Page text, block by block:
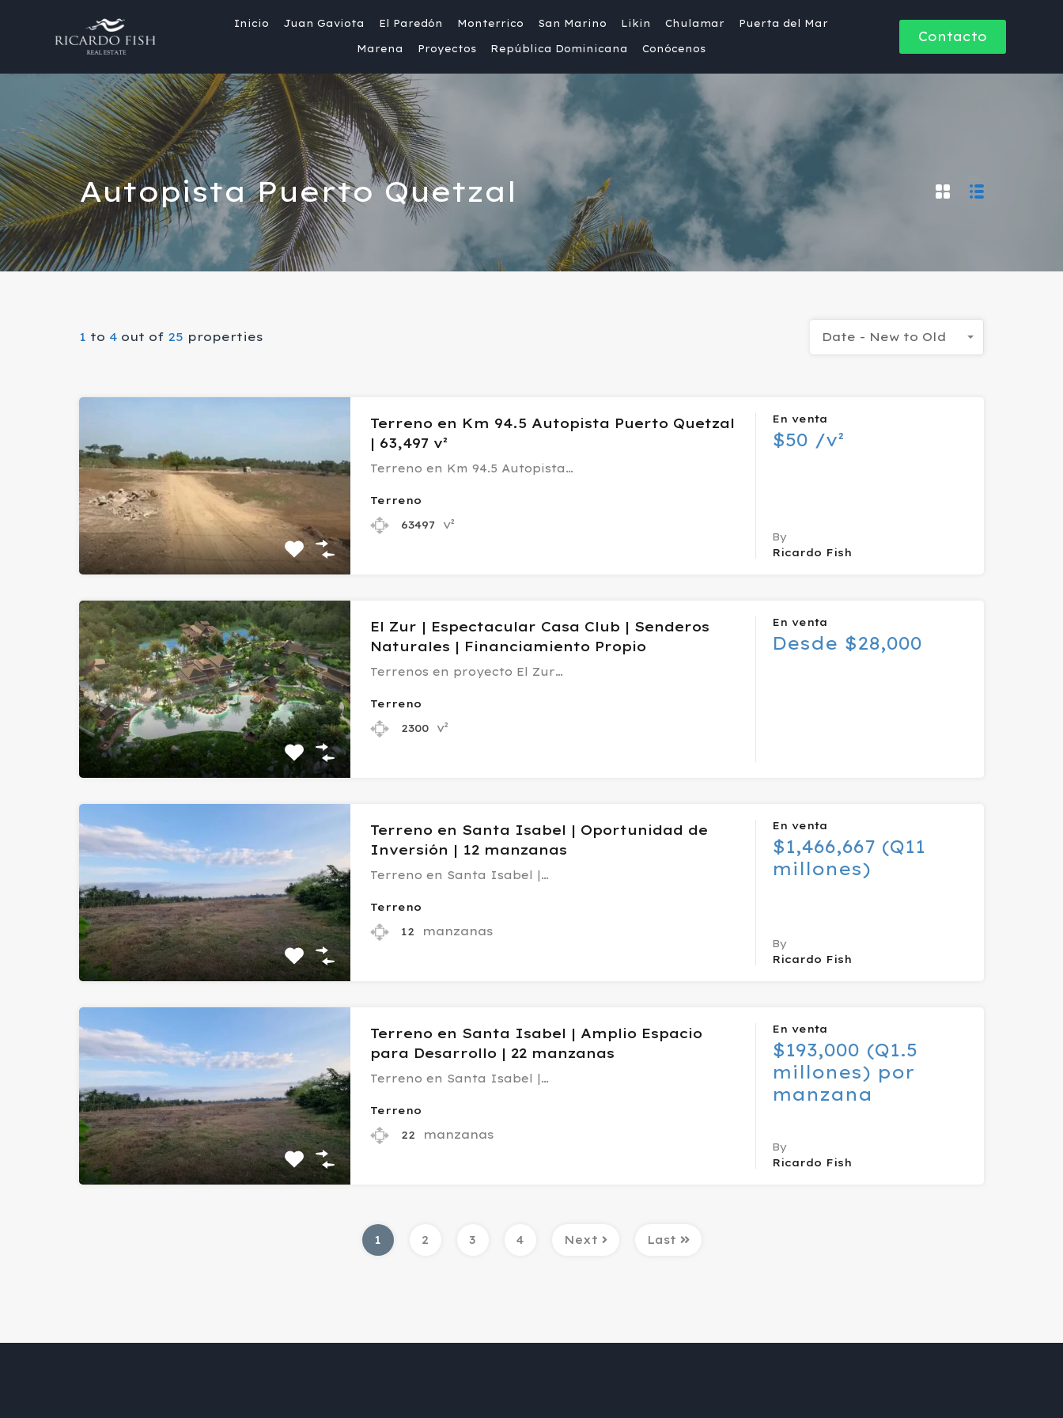
Inicio Juan Gaviota El Paredón Monterrico San Marino Likin Chulamar Puerta del Mar
Marena Proyectos República Dominicana Conócenos
Contacto
Autopista Puerto Quetzal
1 to 4 out of 25 properties Date - New to Old
Terreno en Km 94.5 Autopista Puerto Quetzal
| 63,497 v²
Terreno en Km 94.5 Autopista…
Terreno
63497
v²
En venta
$50 /v²
By
Ricardo Fish
El Zur | Espectacular Casa Club | Senderos
Naturales | Financiamiento Propio
Terrenos en proyecto El Zur…
Terreno
2300
v²
En venta
Desde $28,000
Terreno en Santa Isabel | Oportunidad de
Inversión | 12 manzanas
Terreno en Santa Isabel |…
Terreno
12
manzanas
En venta
$1,466,667 (Q11
millones)
By
Ricardo Fish
Terreno en Santa Isabel | Amplio Espacio
para Desarrollo | 22 manzanas
Terreno en Santa Isabel |…
Terreno
22
manzanas
En venta
$193,000 (Q1.5
millones) por
manzana
By
Ricardo Fish
1 2 3 4 Next Last